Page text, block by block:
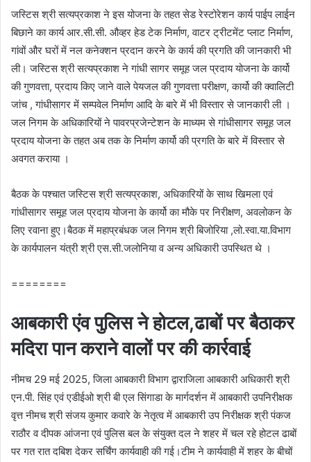
जस्‍टिस श्री सत्‍यप्रकाश ने इस योजना के तहत सेड रेस्‍टोरेशन कार्य पाईप लाईन
बिछाने का कार्य आर.सी.सी. औव्‍हर हेड टेक निर्माण, वाटर ट्रीटमेंट प्‍लाट निर्माण,
गांवों और घरों में नल कनेक्‍शन प्रदान करने के कार्य की प्रगति की जानकारी भी
ली। जस्टिस श्री सत्‍यप्रकाश ने गांधी सागर समूह जल प्रदाय योजना के कार्यो
की गुणवत्ता, प्रदाय किए जाने वाले पेयजल की गुणवत्ता परीक्षण, कार्यो की क्‍वालिटी
जांच , गांधीसागर में सम्‍पवेल निर्माण आदि के बारे में भी विस्‍तार से जानकारी ली ।
जल निगम के अधिकारियों ने पावरप्रजेन्‍टेशन के माध्‍यम से गांधीसागर समूह जल
प्रदाय योजना के तहत अब तक के निर्माण कार्यो की प्रगति के बारे में विस्‍तार से
अवगत कराया ।
बैठक के पश्‍चात जस्टिस श्री सत्‍यप्रकाश, अधिकारियों के साथ खिमला एवं
गांधीसागर समूह जल प्रदाय योजना के कार्यो का मौके पर निरीक्षण, अवलोकन के
लिए रवाना हुए।बैठक में महाप्रबंधक जल निगम श्री बिजोरिया ,लो.स्‍वा.या.विभाग
के कार्यपालन यंत्री श्री एस.सी.जलोनिया व अन्‍य अधिकारी उपस्थित थे ।
========
आबकारी एंव पुलिस ने होटल,ढाबों पर बैठाकर
मदिरा पान कराने वालों पर की कार्रवाई
नीमच 29 मई 2025, जिला आबकारी विभाग द्वाराजिला आबकारी अधिकारी श्री
एन.पी. सिंह एवं एडीईओ श्री बी एल सिंगाडा के मार्गदर्शन में आबकारी उपनिरीक्षक
वृत्त नीमच श्री संजय कुमार कवारे के नेतृत्व में आबकारी उप निरीक्षक श्री पंकज
राठौर व दीपक आंजना एवं पुलिस बल के संयुक्त दल ने शहर में चल रहे होटल ढाबों
पर गत रात दबिश देकर सर्चिंग कार्यवाही की गई।टीम ने कार्यवाही में शहर के बीचों